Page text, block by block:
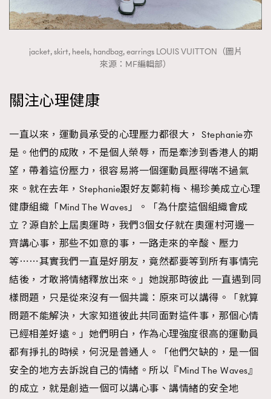
jacket, skirt, heels, handbag, earrings LOUIS VUITTON（圖片
來源：MF編輯部）
關注心理健康
一直以來，運動員承受的心理壓力都很大， Stephanie亦
是。他們的成敗，不是個人榮辱，而是牽涉到香港人的期
望，帶着這份壓力，很容易將一個運動員壓得喘不過氣
來。就在去年，Stephanie跟好友鄭莉梅、楊珍美成立心理
健康組織「Mind The Waves」。「為什麼這個組織會成
立？源自於上屆奧運時，我們3個女仔就在奧運村河邊一
齊講心事，那些不如意的事，一路走來的辛酸、壓力
等⋯⋯其實我們一直是好朋友，竟然都要等到所有事情完
結後，才敢將情緒釋放出來。」她說那時彼此 一直遇到同
樣問題，只是從來沒有一個共識：原來可以講得。「就算
問題不能解決，大家知道彼此共同面對這件事，那個心情
已經相差好遠。」她們明白，作為心理強度很高的運動員
都有掙扎的時候，何況是普通人。「他們欠缺的，是一個
安全的地方去訴說自己的情緒。所以『Mind The Waves』
的成立，就是創造一個可以講心事、講情緒的安全地